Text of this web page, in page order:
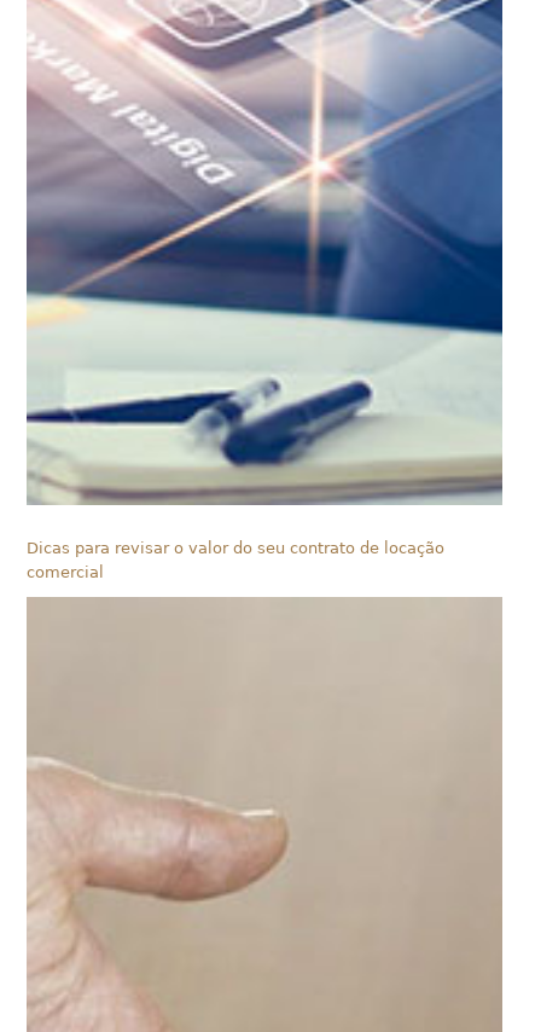
Dicas para revisar o valor do seu contrato de locação
comercial